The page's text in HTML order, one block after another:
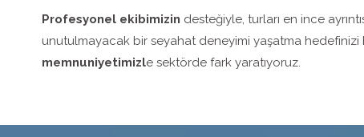
Profesyonel ekibimizin desteğiyle, turları en ince
unutulmayacak bir seyahat deneyimi yaşatma hedefinizi
memnuniyetimizle sektörde fark yaratıyoruz.